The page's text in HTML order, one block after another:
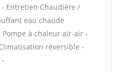
Entretien Chaudière /
eau chaude
à chaleur air-air -
réversible -
-